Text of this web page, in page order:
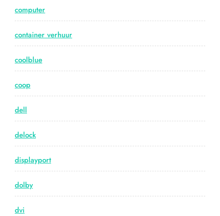
computer
container verhuur
coolblue
coop
dell
delock
displayport
dolby
dvi